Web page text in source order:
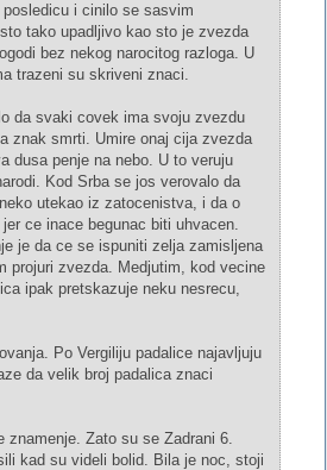
i cinilo se sasvim
tako upadljivo kao sto je zvezda
bez nekog narocitog razloga. U
trazeni su skriveni znaci.
da svaki covek ima svoju zvezdu
znak smrti. Umire onaj cija zvezda
dusa penje na nebo. U to veruju
Kod Srba se jos verovalo da
utekao iz zatocenistva, i da o
ce inace begunac biti uhvacen.
je da ce se ispuniti zelja zamisljena
projuri zvezda. Medjutim, kod vecine
ipak pretskazuje neku nesrecu,
Po Vergiliju padalice najavljuju
da velik broj padalica znaci
znamenje. Zato su se Zadrani 6.
kad su videli bolid. Bila je noc, stoji